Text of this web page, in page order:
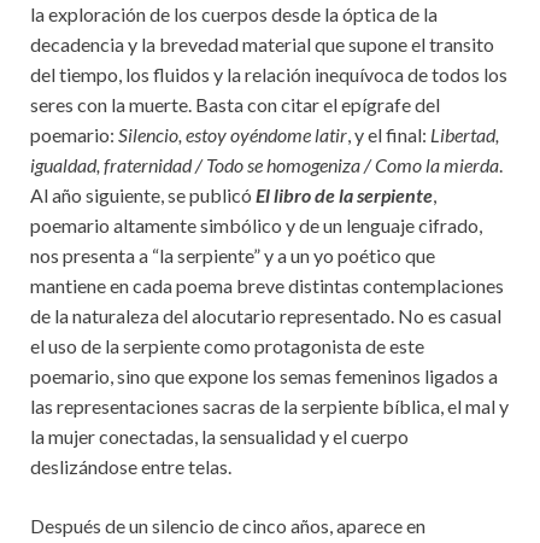
la exploración de los cuerpos desde la óptica de la
decadencia y la brevedad material que supone el transito
del tiempo, los fluidos y la relación inequívoca de todos los
seres con la muerte. Basta con citar el epígrafe del
poemario: Silencio, estoy oyéndome latir, y el final: Libertad,
igualdad, fraternidad / Todo se homogeniza / Como la mierda.
Al año siguiente, se publicó El libro de la serpiente,
poemario altamente simbólico y de un lenguaje cifrado,
nos presenta a “la serpiente” y a un yo poético que
mantiene en cada poema breve distintas contemplaciones
de la naturaleza del alocutario representado. No es casual
el uso de la serpiente como protagonista de este
poemario, sino que expone los semas femeninos ligados a
las representaciones sacras de la serpiente bíblica, el mal y
la mujer conectadas, la sensualidad y el cuerpo
deslizándose entre telas.
Después de un silencio de cinco años, aparece en